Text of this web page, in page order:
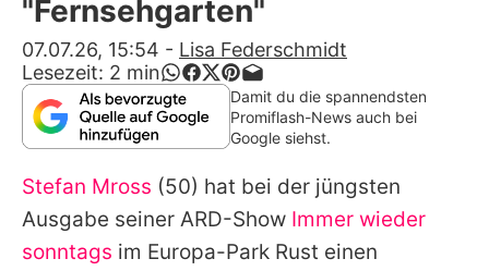
Lifestyle
Familie & Liebe
Promiflash Exklusiv
Alle Themen auf Promiflash
Jobs
"Fernsehgarten"
07.07.26, 15:54 - Lisa Federschmidt
Lesezeit: 2 min
Damit du die spannendsten
Promiflash-News auch bei
Google siehst.
Stefan Mross (50) hat bei der jüngsten
Ausgabe seiner ARD-Show Immer wieder
sonntags im Europa-Park Rust einen